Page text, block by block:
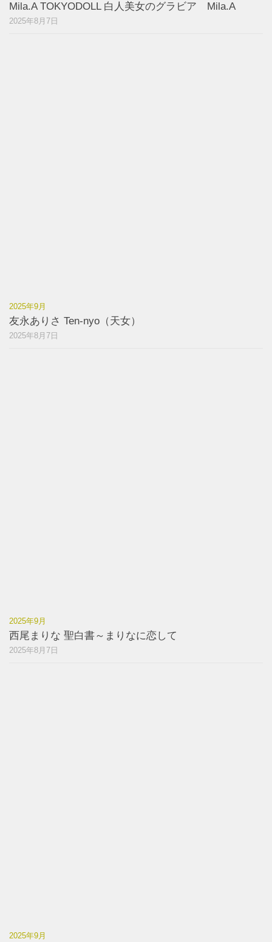
Mila.A TOKYODOLL 白人美女のグラビア Mila.A
2025年8月7日
2025年9月
友永ありさ Ten-nyo（天女）
2025年8月7日
2025年9月
西尾まりな 聖白書～まりなに恋して
2025年8月7日
2025年9月